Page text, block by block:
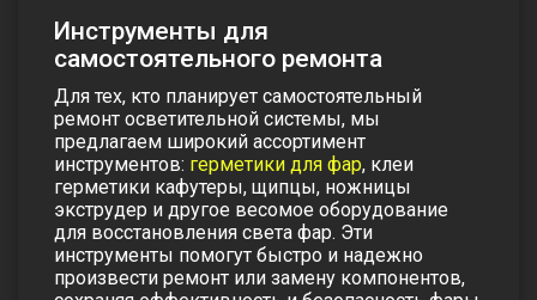
Инструменты для
самостоятельного ремонта
Для тех, кто планирует самостоятельный
ремонт осветительной системы, мы
предлагаем широкий ассортимент
инструментов: герметики для фар, клеи
герметики кафутеры, щипцы, ножницы
экструдер и другое весомое оборудование
для восстановления света фар. Эти
инструменты помогут быстро и надежно
произвести ремонт или замену компонентов,